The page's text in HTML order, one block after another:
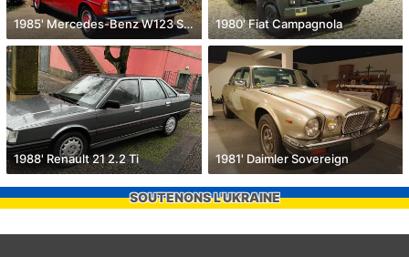
1985' Mercedes-Benz W123 S123 200T 1980' Fiat Campagnola
1988' Renault 21 2.2 Ti 1981' Daimler Sovereign
SOUTENONS L'UKRAINE